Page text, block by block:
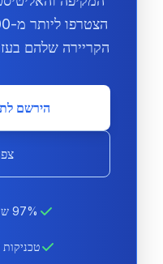
הקריירה שלהם בעזרת
הירשם
97% שיעור השמה לעבודה
טכניקות יחידה